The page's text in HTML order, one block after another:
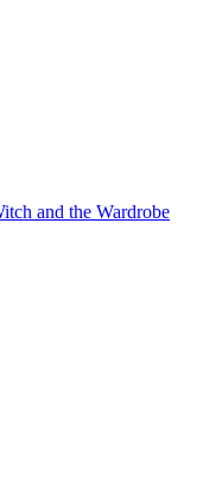
and the Wardrobe